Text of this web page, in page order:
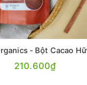
210.600₫